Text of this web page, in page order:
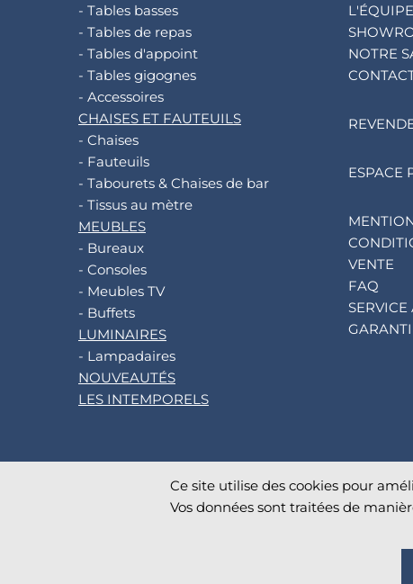
- Tables basses
- Tables de repas
- Tables d'appoint
- Tables gigognes
- Accessoires
CHAISES ET FAUTEUILS
- Chaises
- Fauteuils
- Tabourets & Chaises de bar
- Tissus au mètre
MEUBLES
- Bureaux
- Consoles
- Meubles TV
- Buffets
LUMINAIRES
- Lampadaires
NOUVEAUTÉS
LES INTEMPORELS
L'ÉQUIPE
NOTRE
ESPACE
VENTE
FAQ
SERVICE
AKANTE . All rights reserved.
Ce site utilise des cookies pour
Vos données sont traitées de